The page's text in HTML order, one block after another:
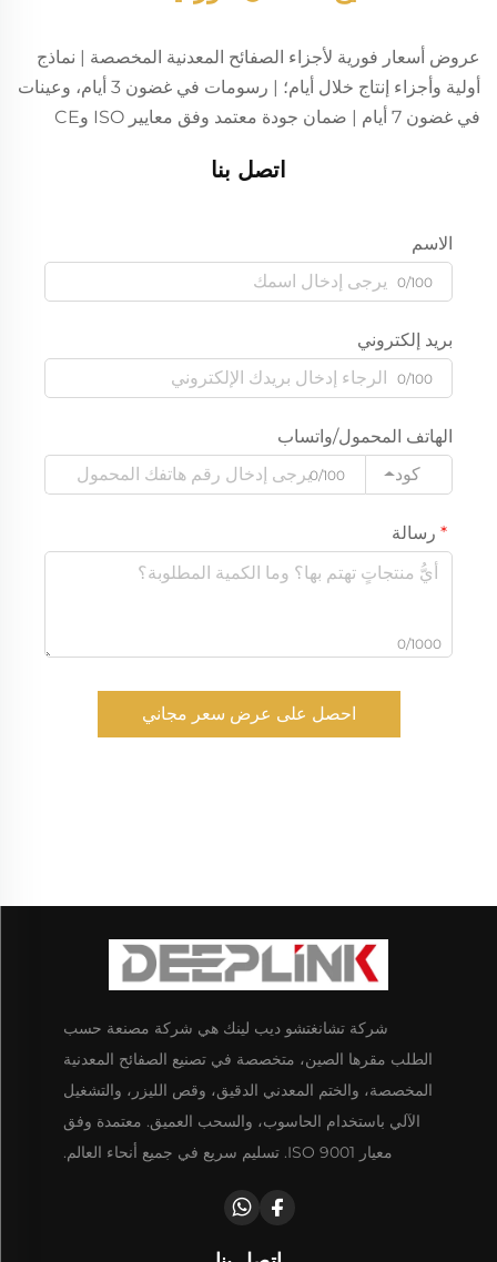
عروض أسعار فورية لأجزاء الصفائح المعدنية المخصصة | نماذج
أولية وأجزاء إنتاج خلال أيام؛ | رسومات في غضون 3 أيام، وعينات
في غضون 7 أيام | ضمان جودة معتمد وفق معايير ISO وCE
اتصل بنا
الاسم
0/100
بريد إلكتروني
0/100
الهاتف المحمول/واتساب
كود
0/100
رسالة
0/1000
احصل على عرض سعر مجاني
شركة تشانغتشو ديب لينك هي شركة مصنعة حسب
الطلب مقرها الصين، متخصصة في تصنيع الصفائح المعدنية
المخصصة، والختم المعدني الدقيق، وقص الليزر، والتشغيل
الآلي باستخدام الحاسوب، والسحب العميق. معتمدة وفق
معيار ISO 9001. تسليم سريع في جميع أنحاء العالم.